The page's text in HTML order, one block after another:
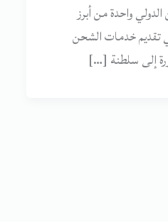
واحدة من أبرز
خدمات الشحن
إلى سلطنة […]